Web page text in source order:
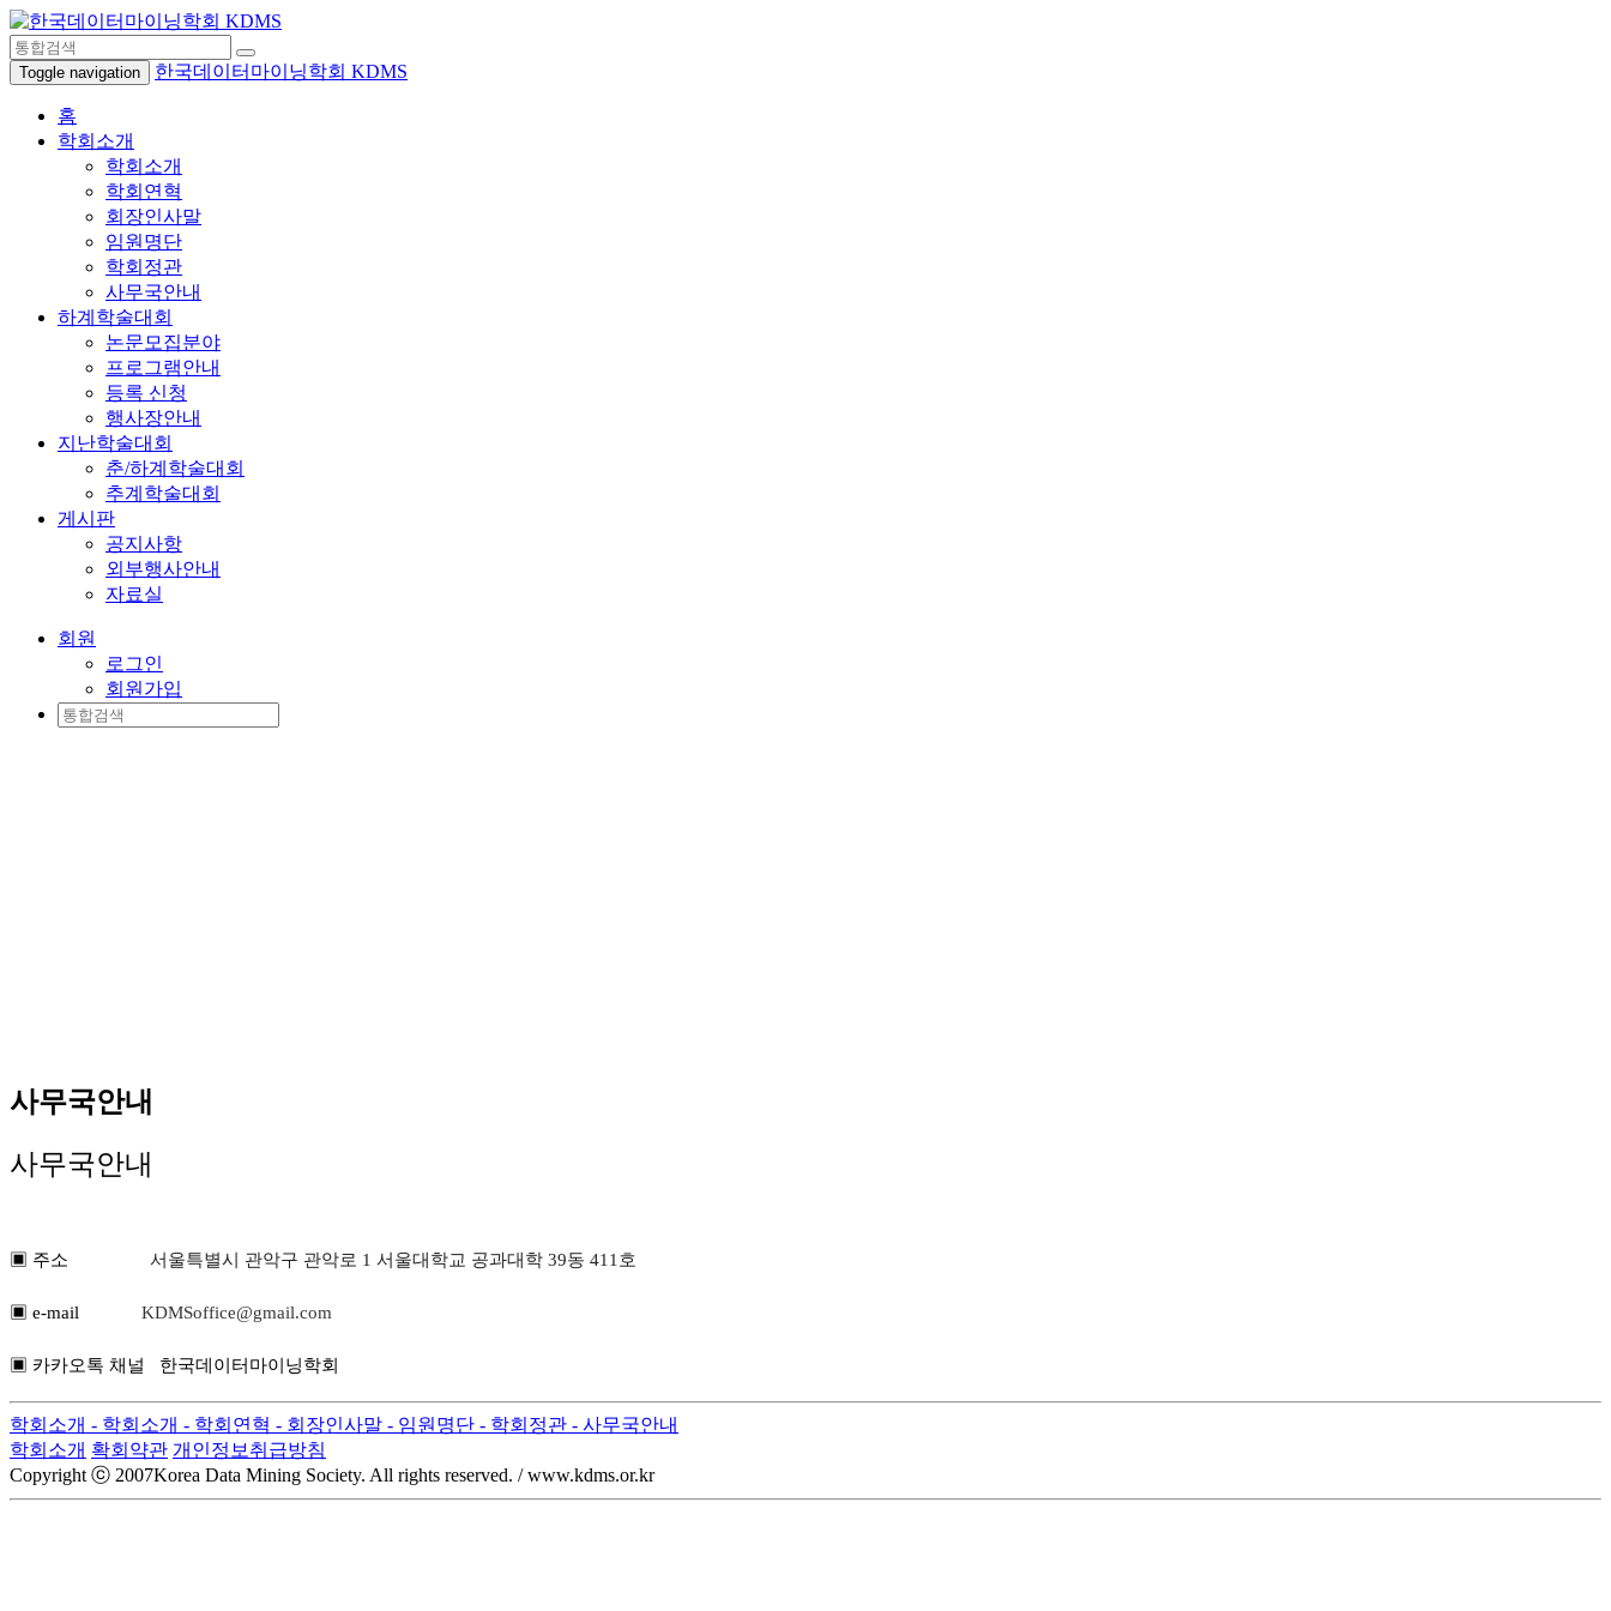
Toggle navigation 한국데이터마이닝학회 KDMS
홈
학회소개
학회소개
학회연혁
회장인사말
임원명단
학회정관
사무국안내
하계학술대회
논문모집분야
프로그램안내
등록 신청
행사장안내
지난학술대회
춘/하계학술대회
추계학술대회
게시판
공지사항
외부행사안내
자료실
회원
로그인
회원가입
사무국안내
사무국안내
▣ 주소 서울특별시 관악구 관악로 1 서울대학교 공과대학 39동 411호
▣ e-mail KDMSoffice@gmail.com
▣ 카카오톡 채널 한국데이터마이닝학회
학회소개 - 학회소개 - 학회연혁 - 회장인사말 - 임원명단 - 학회정관 - 사무국안내
학회소개 확회약관 개인정보취급방침
Copyright ⓒ 2007Korea Data Mining Society. All rights reserved. / www.kdms.or.kr